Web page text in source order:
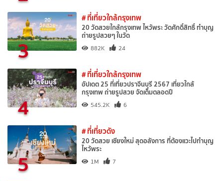
3
# ที่เที่ยวใกล้กรุงเทพ
20 วัดสวยใกล้กรุงเทพ ไหว้พระ วัดศักดิ์สิทธิ์ ทำบุญ
ถ่ายรูปสวยๆ ในวัด
882K 24
4
# ที่เที่ยวใกล้กรุงเทพ
อัปเดต 25 ที่เที่ยวปราจีนบุรี 2567 เที่ยวใกล้
กรุงเทพ ถ่ายรูปสวย จัดเต็มตลอดปี
545.2K 6
5
# ที่เที่ยวดัง
20 วัดสวย เชียงใหม่ สุดอลังการ ที่ต้องแวะไปทำบุญ
ไหว้พระ
1M 7